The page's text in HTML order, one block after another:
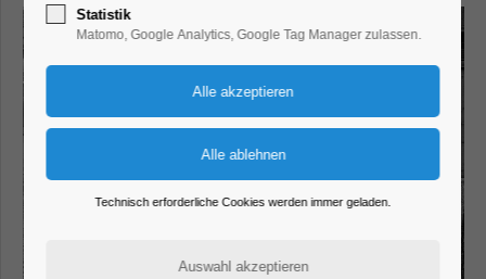
Statistik
Matomo, Google Analytics, Google Tag Manager zulassen.
Technisch erforderliche Cookies werden immer geladen.